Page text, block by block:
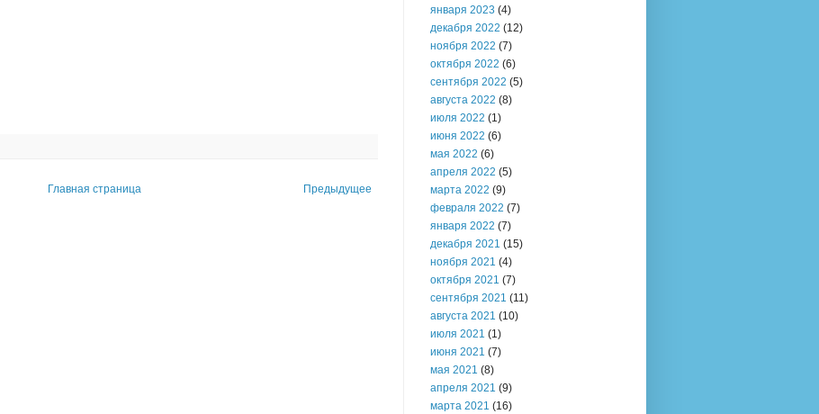
Предыдущее
Главная страница
января 2023 (4)
декабря 2022 (12)
ноября 2022 (7)
октября 2022 (6)
сентября 2022 (5)
августа 2022 (8)
июля 2022 (1)
июня 2022 (6)
мая 2022 (6)
апреля 2022 (5)
марта 2022 (9)
февраля 2022 (7)
января 2022 (7)
декабря 2021 (15)
ноября 2021 (4)
октября 2021 (7)
сентября 2021 (11)
августа 2021 (10)
июля 2021 (1)
июня 2021 (7)
мая 2021 (8)
апреля 2021 (9)
марта 2021 (16)